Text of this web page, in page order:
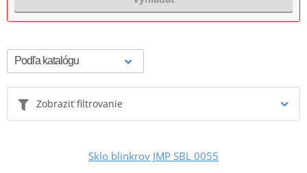
Zobraziť filtrovanie
Sklo blinkrov JMP SBL 0055